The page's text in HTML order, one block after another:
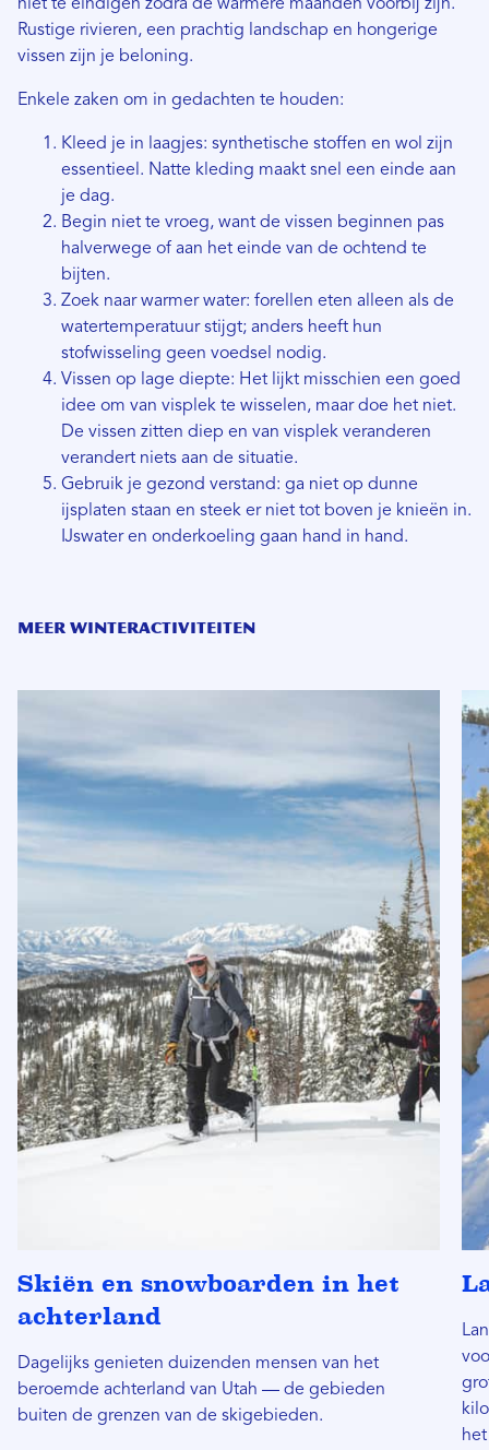
niet te eindigen zodra de warmere maanden voorbij zijn.
Rustige rivieren, een prachtig landschap en hongerige
vissen zijn je beloning.
Enkele zaken om in gedachten te houden:
Kleed je in laagjes: synthetische stoffen en wol zijn
essentieel. Natte kleding maakt snel een einde aan
je dag.
Begin niet te vroeg, want de vissen beginnen pas
halverwege of aan het einde van de ochtend te
bijten.
Zoek naar warmer water: forellen eten alleen als de
watertemperatuur stijgt; anders heeft hun
stofwisseling geen voedsel nodig.
Vissen op lage diepte: Het lijkt misschien een goed
idee om van visplek te wisselen, maar doe het niet.
De vissen zitten diep en van visplek veranderen
verandert niets aan de situatie.
Gebruik je gezond verstand: ga niet op dunne
ijsplaten staan ​​en steek er niet tot boven je knieën in.
IJswater en onderkoeling gaan hand in hand.
MEER WINTERACTIVITEITEN
Skiën en snowboarden in het
achterland
Dagelijks genieten duizenden mensen van het
beroemde achterland van Utah — de gebieden
buiten de grenzen van de skigebieden.